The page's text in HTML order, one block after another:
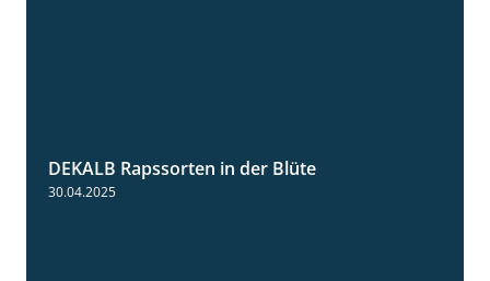
DEKALB Rapssorten in der Blüte
30.04.2025